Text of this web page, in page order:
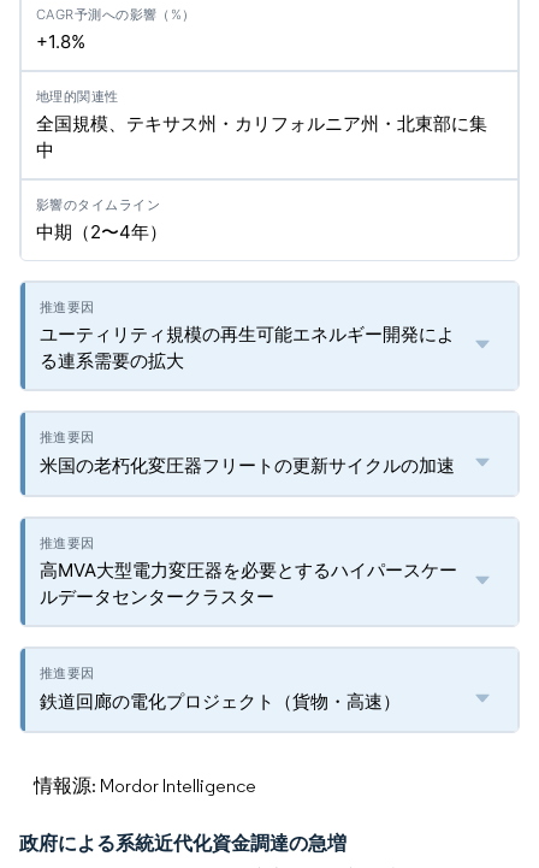
+1.8%
全国規模、テキサス州・カリフォルニア州・北東部に集
中
中期（2〜4年）
ユーティリティ規模の再生可能エネルギー開発によ
る連系需要の拡大
米国の老朽化変圧器フリートの更新サイクルの加速
高MVA大型電力変圧器を必要とするハイパースケー
ルデータセンタークラスター
鉄道回廊の電化プロジェクト（貨物・高速）
情報源: Mordor Intelligence
政府による系統近代化資金調達の急増